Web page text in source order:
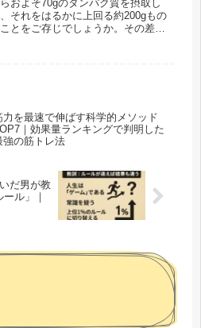
およそ70gのタンパク質を摂取し
それをはるかに上回る約200gもの
とをご存じでしょうか。その差を
力を最速で伸ばす科学的メソッド
｜効果量ランキングで判明した
強の筋トレ法
だ男が教
ル」｜